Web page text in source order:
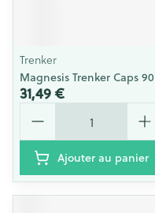
Trenker
Magnesis Trenker Caps 90
31,49 €
Quantité
Ajouter au panier